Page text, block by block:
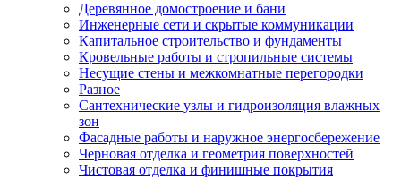
Деревянное домостроение и бани
Инженерные сети и скрытые коммуникации
Капитальное строительство и фундаменты
Кровельные работы и стропильные системы
Несущие стены и межкомнатные перегородки
Разное
Сантехнические узлы и гидроизоляция влажных
зон
Фасадные работы и наружное энергосбережение
Черновая отделка и геометрия поверхностей
Чистовая отделка и финишные покрытия